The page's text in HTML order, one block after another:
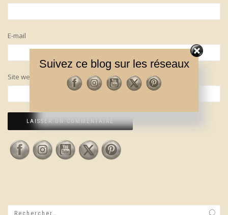
E-mail
Site web
Suivez ce blog sur les réseaux